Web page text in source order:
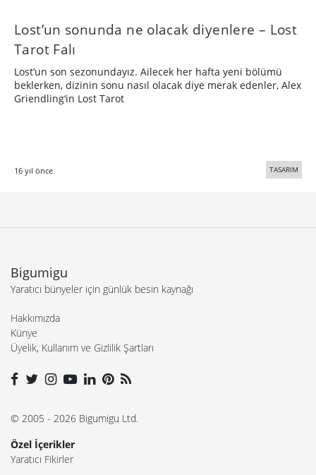
Lost’un sonunda ne olacak diyenlere – Lost
Tarot Falı
Lost’un son sezonundayız. Ailecek her hafta yeni bölümü
beklerken, dizinin sonu nasıl olacak diye merak edenler, Alex
Griendling‘in Lost Tarot
16 yıl önce TASARIM
Bigumigu
Yaratıcı bünyeler için günlük besin kaynağı
Hakkımızda
Künye
Üyelik, Kullanım ve Gizlilik Şartları
© 2005 - 2026 Bigumigu Ltd.
Özel İçerikler
Yaratıcı Fikirler